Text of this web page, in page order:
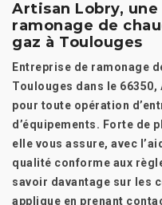
Artisan Lobry,
ramonage de
gaz à Toulouges
Entreprise de ramonage
Toulouges dans le
pour toute opération
d’équipements. Forte de
elle vous assure, avec
qualité conforme aux
savoir davantage sur les
applique en prenant